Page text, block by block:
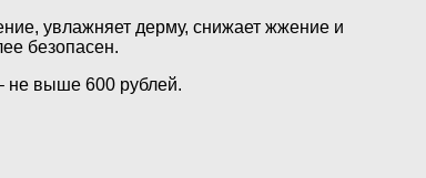
увлажняет дерму, снижает жжение и
безопасен.
не выше 600 рублей.